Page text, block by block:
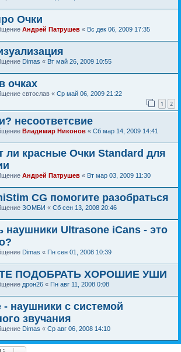
Очки
Андрей Патрушев « Вс дек 06, 2009 17:35
Dimas « Вт май 26, 2009 10:55
очках
свтослав « Ср май 06, 2009 21:22
1 2
несоответсвие
Владимир Никонов « Сб мар 14, 2009 14:41
ли красные Очки Standard для
Андрей Патрушев « Вт мар 03, 2009 11:30
CG помогите разобраться
ЗОМБИ « Сб сен 13, 2008 20:46
наушники Ultrasone iCans - это
Dimas « Пн сен 01, 2008 10:39
ПОДОБРАТЬ ХОРОШИЕ УШИ
дрон26 « Пн авг 11, 2008 0:08
- наушники с системой
звучания
Dimas « Ср авг 06, 2008 14:10